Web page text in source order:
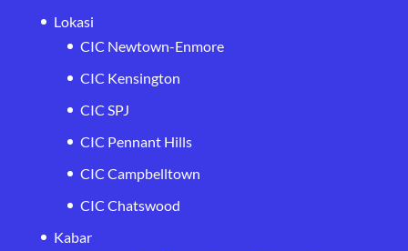
Lokasi
CIC Newtown-Enmore
CIC Kensington
CIC SPJ
CIC Pennant Hills
CIC Campbelltown
CIC Chatswood
Kabar